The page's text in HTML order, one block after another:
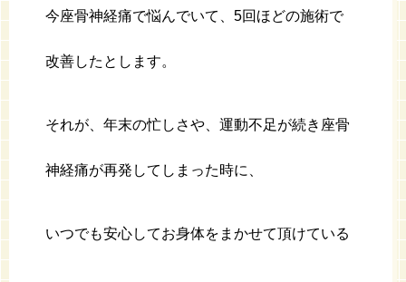
今座骨神経痛で悩んでいて、5回ほどの施術で
改善したとします。
それが、年末の忙しさや、運動不足が続き座骨
神経痛が再発してしまった時に、
いつでも安心してお身体をまかせて頂けている